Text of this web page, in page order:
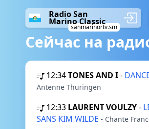
Radio San
Marino Classic
sanmarinortv.sm
Сейчас на
12:34TONES AND I-
Antenne Thuringen
12:33 LAURENT VOULZY-
SANS KIM WILDE - Chante